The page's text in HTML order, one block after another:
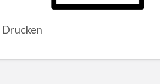
Drucken